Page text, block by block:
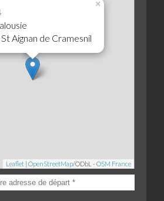
Aignan de Cramesnil
×
Leaflet | OpenStreetMap/ODbL - OSM France